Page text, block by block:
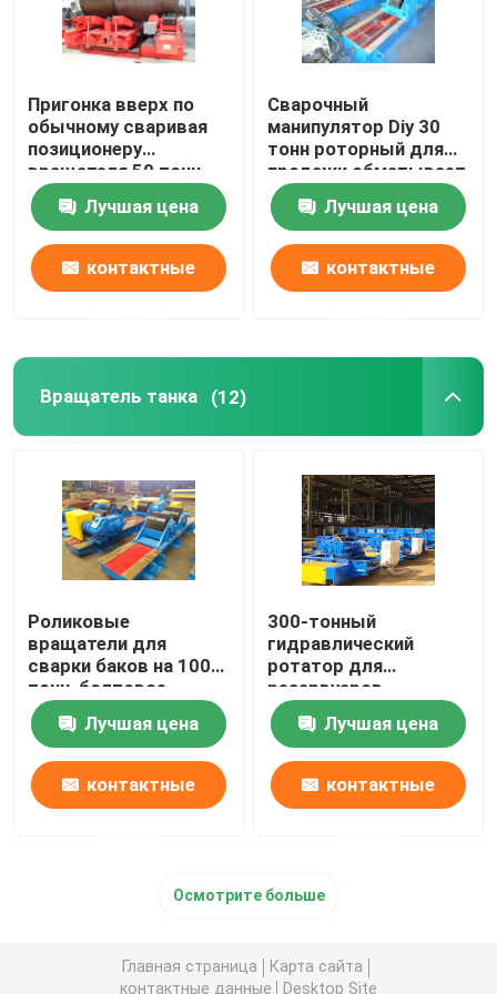
Вращатель сварочного манипулятора
Роторный сварочный манипулятор
Вращатель танка
Turntable сварочного манипулятора
Гидравлический сварочный манипулятор
Turntable электрической сварки
Сварочный манипулятор TWS
Манипуляторы столбца и заграждения
L тип сварочный манипулятор
Машина трубы вращая
Пригонка вверх по
обычному сваривая
позиционеру
вращателя 50 тонн
Лучшая цена
контактные
Сварочный
манипулятор Diy 30
тонн роторный для
продажи обматывает
башню
приспособленную
вверх по вращателям
Лучшая цена
контактные
Вращатель танка (12)
Роликовые
вращатели для
сварки баков на 100
тонн, болтовое
крепление,
фиксированный тип
Лучшая цена
контактные
300-тонный
гидравлический
ротатор для
резервуаров
Лучшая цена
контактные
Осмотрите больше
Главная страница
Карта сайта
контактные данные
Desktop Site